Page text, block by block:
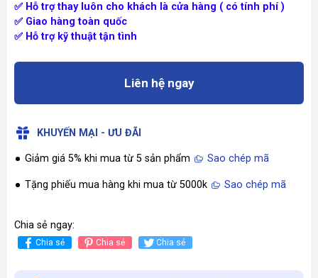
✅ Hỗ trợ thay luôn cho khách là cửa hàng ( có tính phí )
✅ Giao hàng toàn quốc
✅ Hỗ trợ kỹ thuật tận tình
Liên hệ ngay
KHUYẾN MẠI - ƯU ĐÃI
Giảm giá 5% khi mua từ 5 sản phẩm Sao chép mã
Tặng phiếu mua hàng khi mua từ 5000k Sao chép mã
Chia sẻ ngay:
Chia sẻ Chia sẻ Chia sẻ